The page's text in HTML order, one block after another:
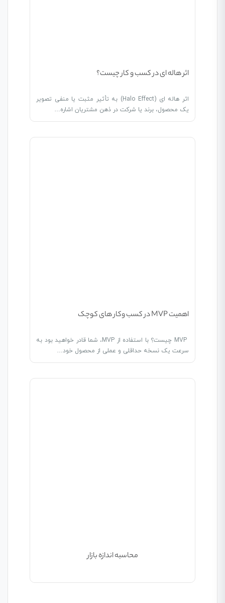
اثر هاله ای در کسب و کار چیست؟
اثر هاله ای (Halo Effect) به تأثیر مثبت یا منفی تصویر
یک محصول، برند یا شرکت در ذهن مشتریان اشاره…
اهمیت MVP در کسب وکار های کوچک
MVP چیست؟ با استفاده از MVP، شما قادر خواهید بود به
سرعت یک نسخه حداقلی و عملی از محصول خود…
محاسبه اندازه بازار